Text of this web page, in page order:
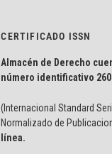
CERTIFICADO ISSN
Almacén de Derecho
número identificativo
(Internacional Standard
Normalizado de
línea.